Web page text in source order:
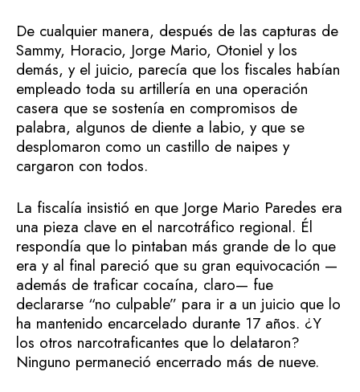
De cualquier manera, después de las capturas de
Sammy, Horacio, Jorge Mario, Otoniel y los
demás, y el juicio, parecía que los fiscales habían
empleado toda su artillería en una operación
casera que se sostenía en compromisos de
palabra, algunos de diente a labio, y que se
desplomaron como un castillo de naipes y
cargaron con todos.
La fiscalía insistió en que Jorge Mario Paredes era
una pieza clave en el narcotráfico regional. Él
respondía que lo pintaban más grande de lo que
era y al final pareció que su gran equivocación —
además de traficar cocaína, claro— fue
declararse “no culpable” para ir a un juicio que lo
ha mantenido encarcelado durante 17 años. ¿Y
los otros narcotraficantes que lo delataron?
Ninguno permaneció encerrado más de nueve.